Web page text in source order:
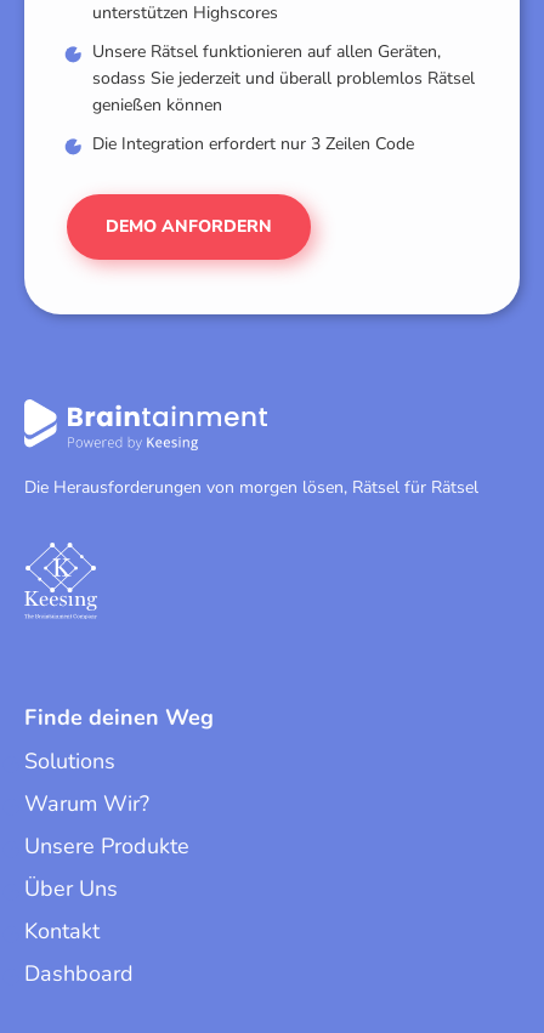
unterstützen Highscores
Unsere Rätsel funktionieren auf allen Geräten,
sodass Sie jederzeit und überall problemlos Rätsel
genießen können
Die Integration erfordert nur 3 Zeilen Code
DEMO ANFORDERN
Die Herausforderungen von morgen lösen, Rätsel für Rätsel
Finde deinen Weg
Solutions
Warum Wir?
Unsere Produkte
Über Uns
Kontakt
Dashboard